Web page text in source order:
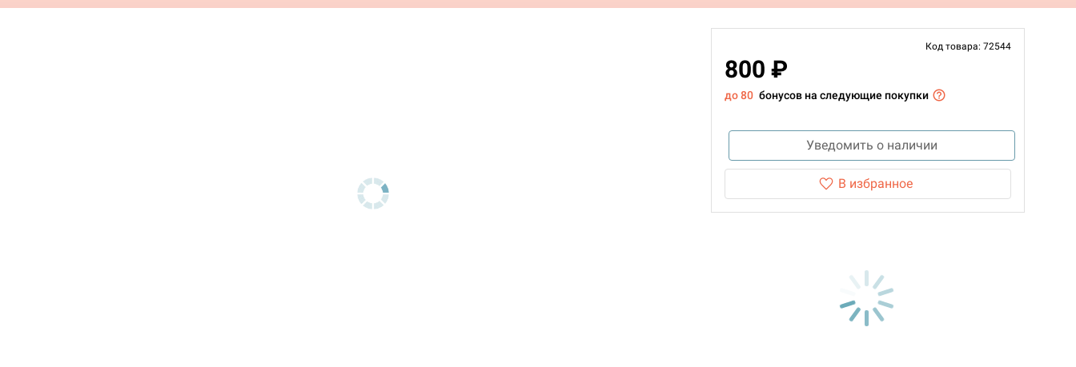
Код товара: 72544
800 ₽
до 80 бонусов на следующие покупки
Уведомить о наличии
В избранное